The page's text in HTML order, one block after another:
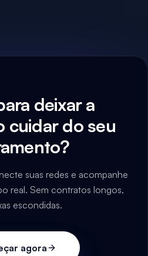
deixar a
cuidar do seu
suas redes e acompanhe
real. Sem contratos longos,
escondidas.
agora